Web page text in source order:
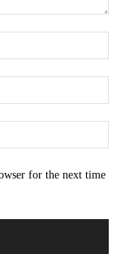
for the next time